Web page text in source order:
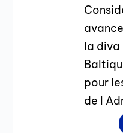
la diva
pour
de l